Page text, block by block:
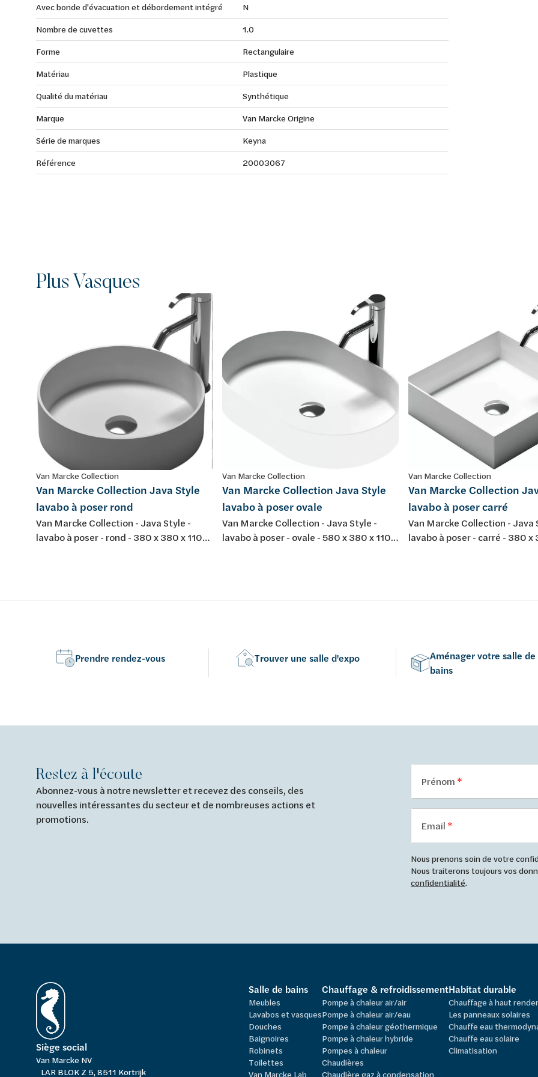
Avec bonde d'évacuation et débordement intégré
N
Nombre de cuvettes
1.0
Forme
Rectangulaire
Matériau
Plastique
Qualité du matériau
Synthétique
Marque
Van Marcke Origine
Série de marques
Keyna
Référence
20003067
Plus Vasques
Van Marcke Collection
Van Marcke Collection Java Style
lavabo à poser rond
Van Marcke Collection - Java Style -
lavabo à poser - rond - 380 x 380 x 110
Van Marcke Collection
Van Marcke Collection Java Style
lavabo à poser ovale
Van Marcke Collection - Java Style -
lavabo à poser - ovale - 580 x 380 x 110
Van Marcke Collection
Van Marcke Collection
lavabo à poser carré
Van Marcke Collection - Java
lavabo à poser - carré - 380 x
Prendre rendez-vous Trouver une salle d'expo
Aménager votre salle de
bains
Restez à l'écoute
Abonnez-vous à notre newsletter et recevez des conseils, des
nouvelles intéressantes du secteur et de nombreuses actions et
promotions.
Prénom
Email
Nous prenons soin de votre
Nous traiterons toujours vos
confidentialité.
Siège social
Van Marcke NV
LAR BLOK Z 5, 8511 Kortrijk
Salle de bains
Meubles
Lavabos et vasques
Douches
Baignoires
Robinets
Toilettes
Van Marcke Lab
Chauffage & refroidissement
Pompe à chaleur air/air
Pompe à chaleur air/eau
Pompe à chaleur géothermique
Pompe à chaleur hybride
Pompes à chaleur
Chaudières
Chaudière gaz à condensation
Habitat durable
Chauffage à haut
Les panneaux solaires
Chauffe eau
Chauffe eau solaire
Climatisation